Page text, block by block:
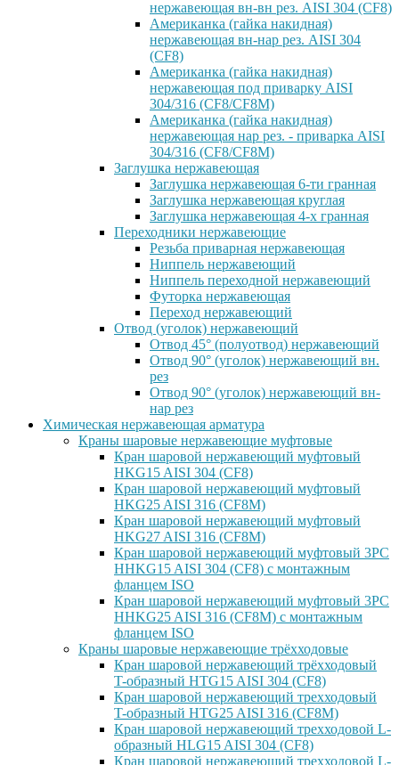
нержавеющая вн-вн рез. AISI 304 (CF8)
Американка (гайка накидная)
нержавеющая вн-нар рез. AISI 304
(CF8)
Американка (гайка накидная)
нержавеющая под приварку AISI
304/316 (CF8/CF8M)
Американка (гайка накидная)
нержавеющая нар рез. - приварка AISI
304/316 (CF8/CF8M)
Заглушка нержавеющая
Заглушка нержавеющая 6-ти гранная
Заглушка нержавеющая круглая
Заглушка нержавеющая 4-х гранная
Переходники нержавеющие
Резьба приварная нержавеющая
Ниппель нержавеющий
Ниппель переходной нержавеющий
Футорка нержавеющая
Переход нержавеющий
Отвод (уголок) нержавеющий
Отвод 45° (полуотвод) нержавеющий
Отвод 90° (уголок) нержавеющий вн.
рез
Отвод 90° (уголок) нержавеющий вн-
нар рез
Химическая нержавеющая арматура
Краны шаровые нержавеющие муфтовые
Кран шаровой нержавеющий муфтовый
HKG15 AISI 304 (CF8)
Кран шаровой нержавеющий муфтовый
HKG25 AISI 316 (CF8M)
Кран шаровой нержавеющий муфтовый
HKG27 AISI 316 (CF8M)
Кран шаровой нержавеющий муфтовый 3PC
HHKG15 AISI 304 (CF8) с монтажным
фланцем ISO
Кран шаровой нержавеющий муфтовый 3PC
HHKG25 AISI 316 (CF8M) с монтажным
фланцем ISO
Краны шаровые нержавеющие трёхходовые
Кран шаровой нержавеющий трёхходовый
T-образный HTG15 AISI 304 (CF8)
Кран шаровой нержавеющий трехходовый
T-образный HTG25 AISI 316 (CF8M)
Кран шаровой нержавеющий трехходовой L-
образный HLG15 AISI 304 (CF8)
Кран шаровой нержавеющий трехходовой L-